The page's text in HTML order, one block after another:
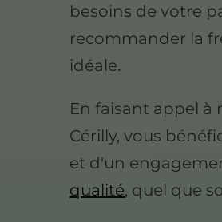
besoins de votre
recommander la
idéale.
En faisant appel à
Cérilly, vous
et d'un
qualité, quel que